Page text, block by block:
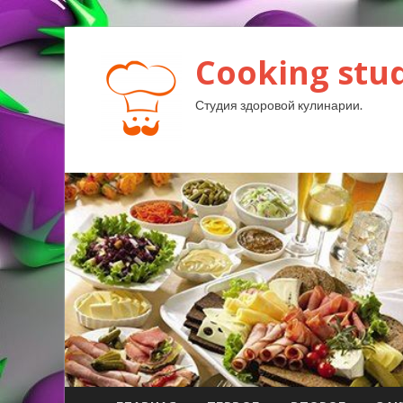
Cooking
Студия здоровой кулинарии.